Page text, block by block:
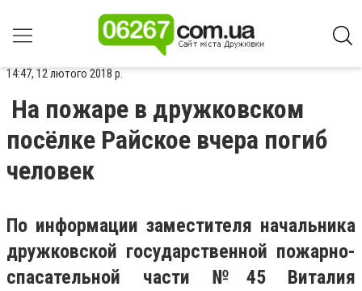
14:47, 12 лютого 2018 р.
На пожаре в дружковском
посёлке Райское вчера погиб
человек
По информации заместителя начальника
дружковской государственной пожарно-
спасательной части №45 Виталия